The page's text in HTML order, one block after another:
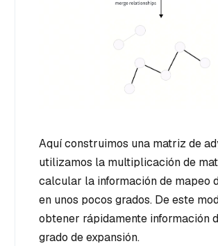
Aquí construimos una matriz de
utilizamos la multiplicación de
calcular la información de mapeo
en unos pocos grados. De este
obtener rápidamente información
grado de expansión.